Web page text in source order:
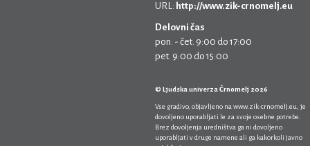
URL: http://www.zik-crnomelj.eu
Delovni čas
pon. - čet. 9:00 do 17:00
pet. 9:00 do 15:00
© Ljudska univerza Črnomelj 2026
Vse gradivo, objavljeno na www.zik-crnomelj.eu , je
dovoljeno uporabljati le za svoje osebne potrebe.
Brez dovoljenja uredništva ga ni dovoljeno
uporabljati v druge namene ali ga kakorkoli javno